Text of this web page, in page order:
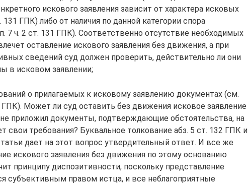
искового заявления зависит от характера исковых
131 ГПК) либо от наличия по данной категории спора
7 ч. 2 ст. 131 ГПК). Соответственно отсутствие необходимых
оставление искового заявления без движения, а при
сведений суд должен проверить, действительно ли они
в исковом заявлении;
о прилагаемых к исковому заявлению документах (см.
Может ли суд оставить без движения исковое заявление
не приложил документы, подтверждающие обстоятельства, на
свои требования? Буквальное толкование абз. 5 ст. 132 ГПК и
дает на этот вопрос утвердительный ответ. И все же
искового заявления без движения по этому основанию
принципу диспозитивности, поскольку представление
субъективным правом истца, и все неблагоприятные